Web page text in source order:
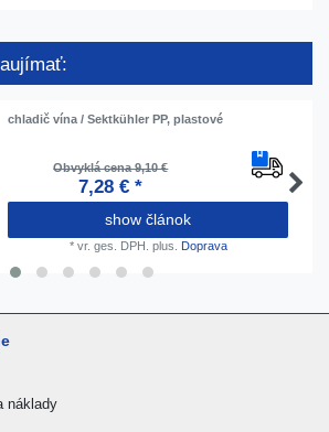
chladič vína / Sektkühler PP, plastové
Obvyklá cena 9,10 €
7,28 € *
show článok
* vr. ges. DPH. plus. Doprava
náklady